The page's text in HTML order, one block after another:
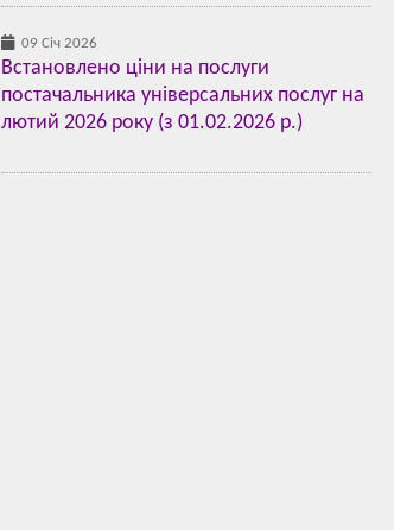
09 Січ 2026
Встановлено ціни на послуги
постачальника універсальних послуг на
лютий 2026 року (з 01.02.2026 р.)